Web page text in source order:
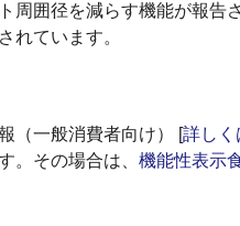
周囲径を減らす機能が報告
れています。
（一般消費者向け） [詳しく
。その場合は、 機能性表示